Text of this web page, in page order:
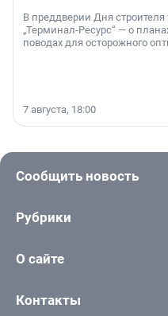
В преддверии Дня
„Терминал-Ресурс“ — о
поводах для осторожного
7 августа, 18:00
Сообщить новость
Рубрики
О сайте
Контакты